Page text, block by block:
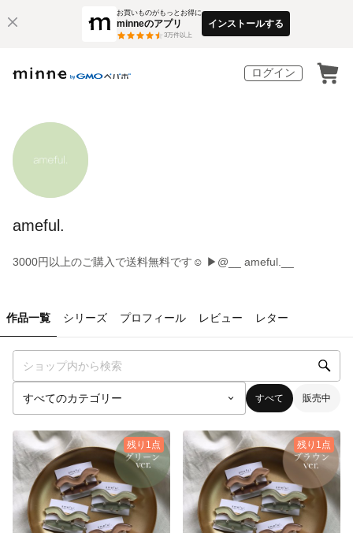
お買いものがもっとお得に
minneのアプリ
3万件以上
インストールする
ログイン
ameful.
3000円以上のご購入で送料無料です☺︎ ▶︎@__ ameful.__
作品一覧 シリーズ プロフィール レビュー レター
すべて 販売中
残り1点 残り1点